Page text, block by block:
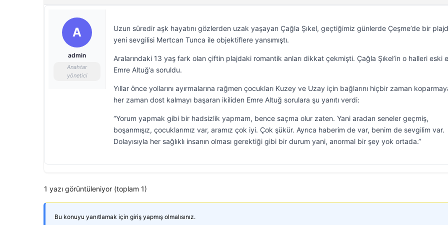
A
admin
Anahtar
yönetici
Uzun süredir aşk hayatını gözlerden uzak yaşayan Çağla Şıkel, geçtiğimiz günlerde Çeşme’de bir
yeni sevgilisi Mertcan Tunca ile objektiflere yansımıştı.
Aralarındaki 13 yaş fark olan çiftin plajdaki romantik anları dikkat çekmişti. Çağla Şıkel’in o halleri eski
Emre Altuğ’a soruldu.
Yıllar önce yollarını ayırmalarına rağmen çocukları Kuzey ve Uzay için bağlarını hiçbir zaman
her zaman dost kalmayı başaran ikiliden Emre Altuğ sorulara şu yanıtı verdi:
“Yorum yapmak gibi bir hadsizlik yapmam, bence saçma olur zaten. Yani aradan seneler geçmiş,
boşanmışız, çocuklarımız var, aramız çok iyi. Çok şükür. Ayrıca haberim de var, benim de sevgilim var.
Dolayısıyla her sağlıklı insanın olması gerektiği gibi bir durum yani, anormal bir şey yok ortada.”
1 yazı görüntüleniyor (toplam 1)
Bu konuyu yanıtlamak için giriş yapmış olmalısınız.